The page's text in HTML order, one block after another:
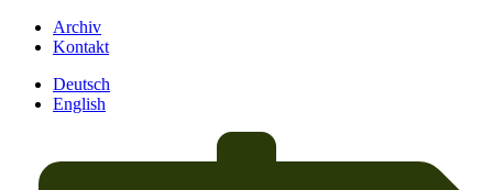
Archiv
Kontakt
Deutsch
English